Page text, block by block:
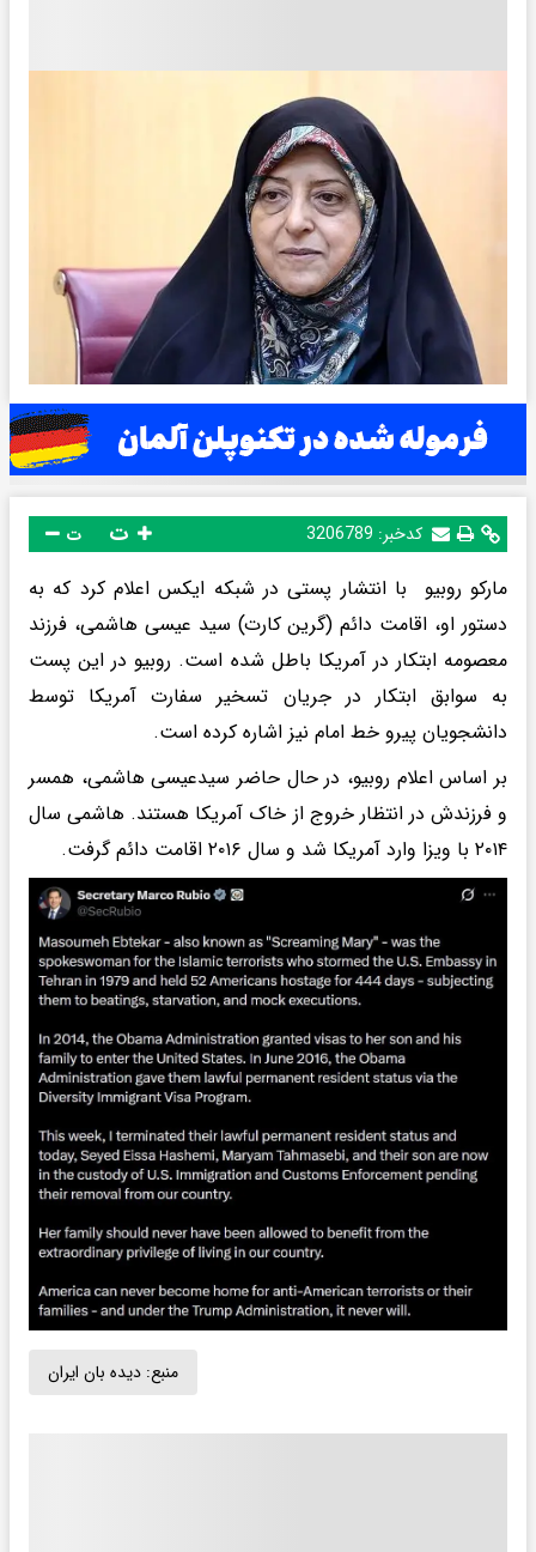
کدخبر: 3206789 ت
مارکو روبیو با انتشار پستی در شبکه ایکس اعلام کرد که به
دستور او، اقامت دائم (گرین کارت) سید عیسی هاشمی، فرزند
معصومه ابتکار در آمریکا باطل شده است. روبیو در این پست
به سوابق ابتکار در جریان تسخیر سفارت آمریکا توسط
دانشجویان پیرو خط امام نیز اشاره کرده است.
بر اساس اعلام روبیو، در حال حاضر سیدعیسی هاشمی، همسر
و فرزندش در انتظار خروج از خاک آمریکا هستند. هاشمی سال
۲۰۱۴ با ویزا وارد آمریکا شد و سال ۲۰۱۶ اقامت دائم گرفت.
منبع: دیده بان ایران